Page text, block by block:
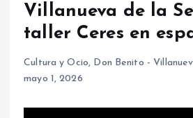
Villanueva de la
taller Ceres en
Cultura y Ocio, Don Benito -
mayo 1, 2026